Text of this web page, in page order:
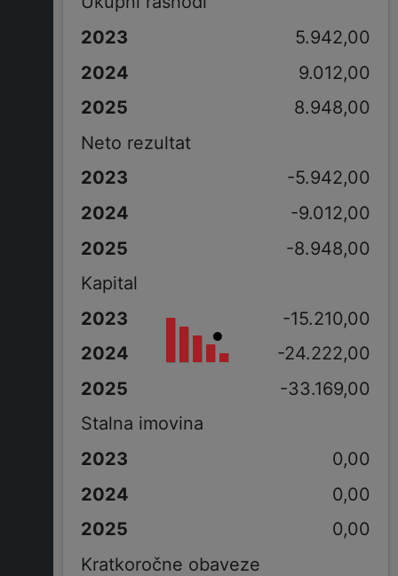
5.942,00
9.012,00
8.948,00
Neto rezultat
-5.942,00
-9.012,00
-8.948,00
Kapital
-15.210,00
-24.222,00
-33.169,00
Stalna imovina
0,00
0,00
0,00
Kratkoročne obaveze